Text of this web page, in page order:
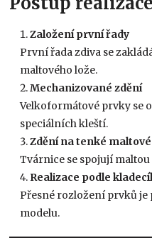
Založení první řady
První řada zdiva se
maltového lože.
Mechanizované zdění
Velkoformátové prvky se
speciálních kleští.
Zdění na tenké
Tvárnice se spojují
Realizace podle
Přesné rozložení prvků je
modelu.